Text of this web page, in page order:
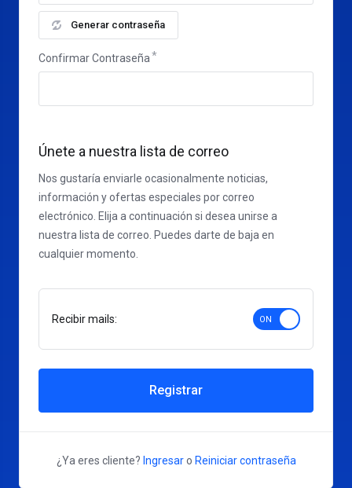
Generar contraseña
Confirmar Contraseña
Únete a nuestra lista de correo
Nos gustaría enviarle ocasionalmente noticias,
información y ofertas especiales por correo
electrónico. Elija a continuación si desea unirse a
nuestra lista de correo. Puedes darte de baja en
cualquier momento.
Recibir mails:
Registrar
¿Ya eres cliente? Ingresar o Reiniciar contraseña